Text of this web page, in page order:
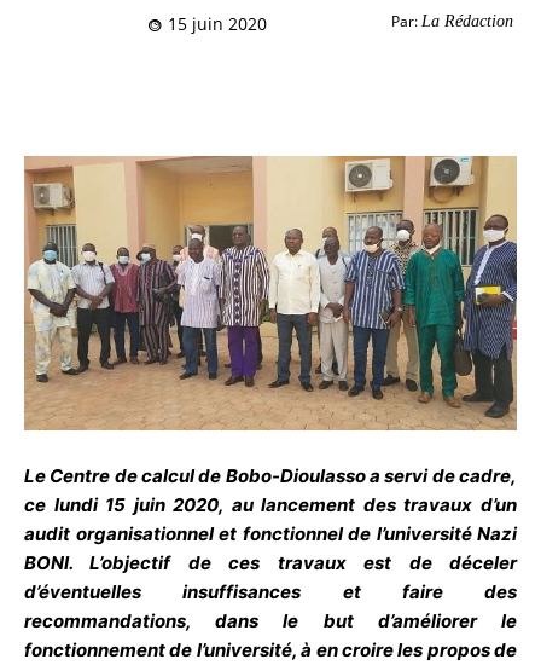
Par: La Rédaction
15 juin 2020
Le Centre de calcul de Bobo-Dioulasso a servi de cadre,
ce lundi 15 juin 2020, au lancement des travaux d’un
audit organisationnel et fonctionnel de l’université Nazi
BONI. L’objectif de ces travaux est de déceler
d’éventuelles insuffisances et faire des
recommandations, dans le but d’améliorer le
fonctionnement de l’université, à en croire les propos de